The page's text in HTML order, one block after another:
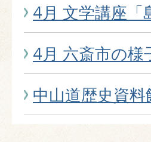
4月 文学講座「
4月 六斎市の様
中山道歴史資